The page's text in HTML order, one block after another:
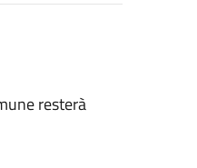
resterà